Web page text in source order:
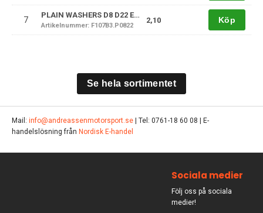
7 PLAIN WASHERS D8 D22 EP1,5
Artikelnummer: F107B3.P0822
2,10 Köp
Se hela sortimentet
Mail: info@andreassenmotorsport.se | Tel: 0761-18 60 08 | E-
handelslösning från Nordisk E-handel
Sociala medier
Följ oss på sociala
medier!